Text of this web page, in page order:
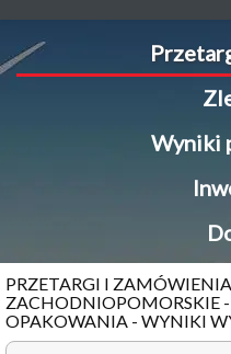
Wyniki
PRZETARGI I
ZACHODNIOPOMORSKIE
OPAKOWANIA - WYNIKI